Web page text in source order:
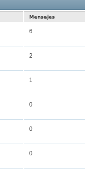
Mensajes
6
2
1
0
0
0